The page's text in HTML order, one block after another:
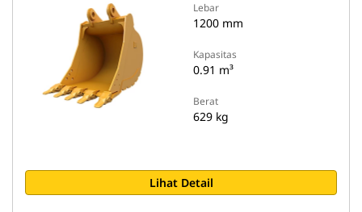
Lebar
1200 mm
Kapasitas
0.91 m³
Berat
629 kg
Lihat Detail